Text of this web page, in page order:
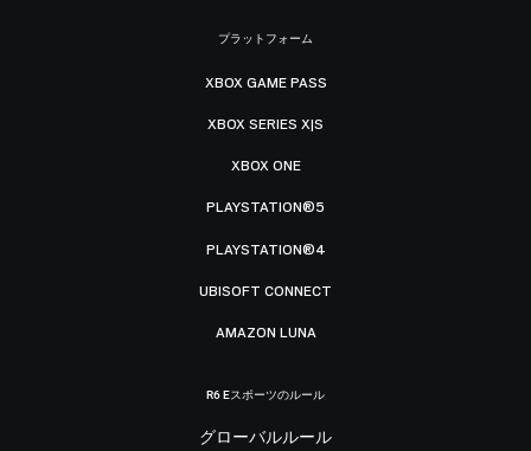
プラットフォーム
XBOX GAME PASS
XBOX SERIES X|S
XBOX ONE
PLAYSTATION®5
PLAYSTATION®4
UBISOFT CONNECT
AMAZON LUNA
R6 Eスポーツのルール
グローバルルール